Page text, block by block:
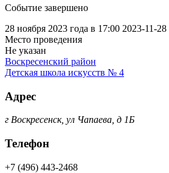
Событие завершено
28 ноября 2023 года в 17:00 2023-11-28
Место проведения
Не указан
Воскресенский район
Детская школа искусств № 4
Адрес
г Воскресенск, ул Чапаева, д 1Б
Телефон
+7 (496) 443-2468